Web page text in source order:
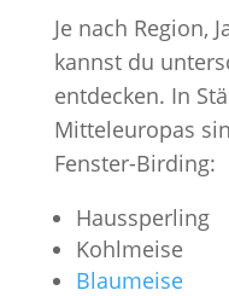
Je nach Region,
kannst du
entdecken. In
Mitteleuropas
Fenster-Birding:
Haussperling
Kohlmeise
Blaumeise